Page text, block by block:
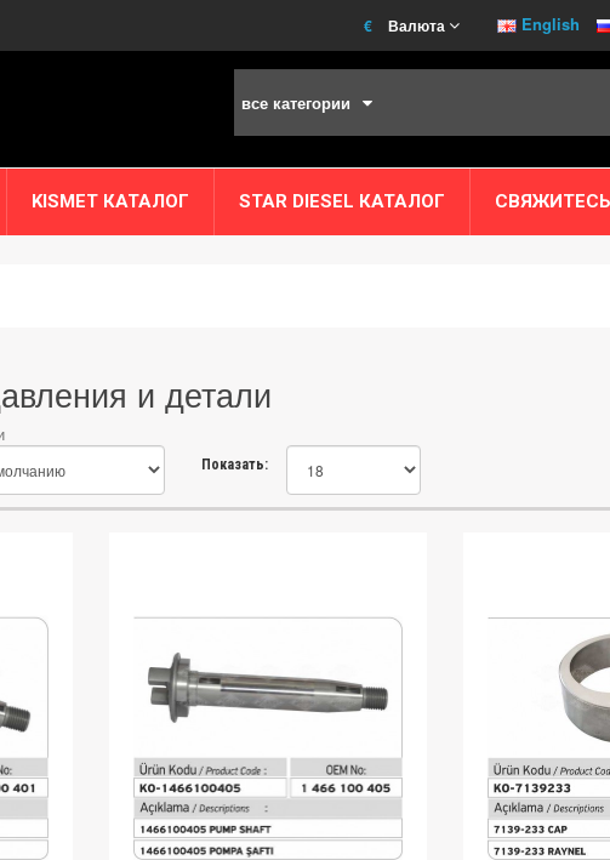
€ Валюта English
все категории
KISMET КАТАЛОГ STAR DIESEL КАТАЛОГ
и детали
Показать: